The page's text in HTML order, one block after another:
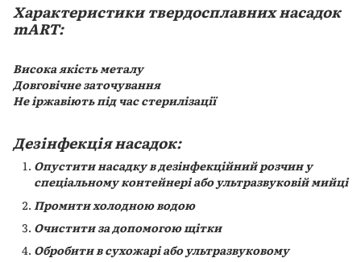
Характеристики твердосплавних насадок
mART:
Висока якість металу
Довговічне заточування
Не іржавіють під час стерилізації
Дезінфекція насадок:
Опустити насадку в дезінфекційний розчин у
спеціальному контейнері або ультразвуковій мийці
Промити холодною водою
Очистити за допомогою щітки
Обробити в сухожарі або ультразвуковому